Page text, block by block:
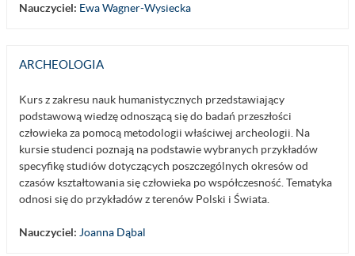
Nauczyciel: Ewa Wagner-Wysiecka
ARCHEOLOGIA
Kurs z zakresu nauk humanistycznych przedstawiający
podstawową wiedzę odnoszącą się do badań przeszłości
człowieka za pomocą metodologii właściwej archeologii. Na
kursie studenci poznają na podstawie wybranych przykładów
specyfikę studiów dotyczących poszczególnych okresów od
czasów kształtowania się człowieka po współczesność. Tematyka
odnosi się do przykładów z terenów Polski i Świata.
Nauczyciel: Joanna Dąbal